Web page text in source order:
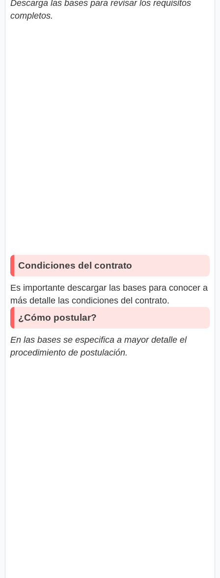
Descarga las bases para revisar los requisitos
completos.
Condiciones del contrato
Es importante descargar las bases para conocer a
más detalle las condiciones del contrato.
¿Cómo postular?
En las bases se especifica a mayor detalle el
procedimiento de postulación.